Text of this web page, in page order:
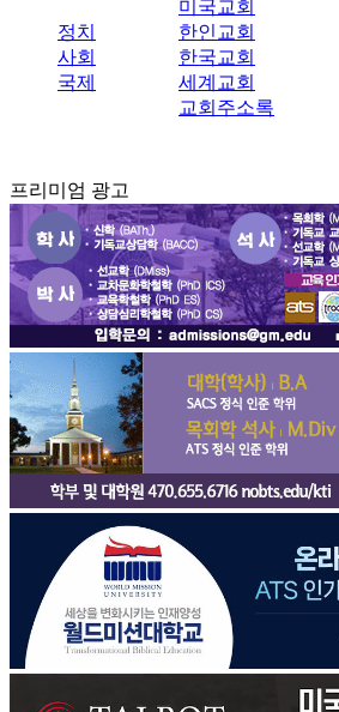
정치
사회
국제
미국교회
한인교회
한국교회
세계교회
교회주소록
프리미엄 광고